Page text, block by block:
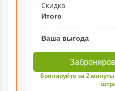
Скидка
Итого
Ваша выгода
Бронируйте за 2